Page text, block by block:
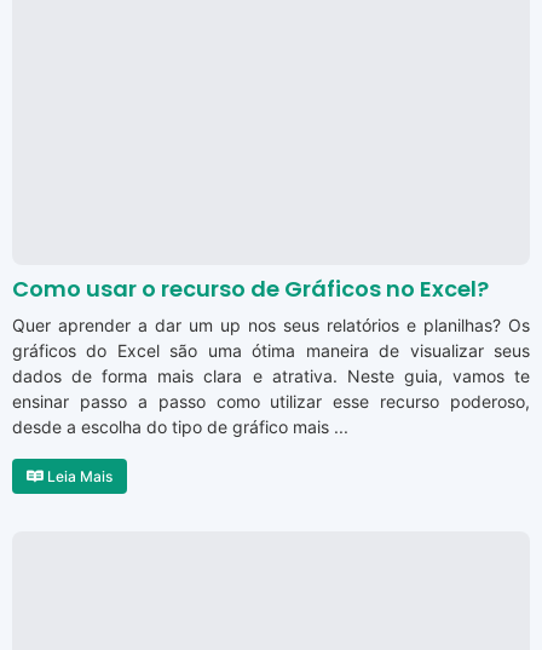
Como usar o recurso de Gráficos no Excel?
Quer aprender a dar um up nos seus relatórios e planilhas? Os
gráficos do Excel são uma ótima maneira de visualizar seus
dados de forma mais clara e atrativa. Neste guia, vamos te
ensinar passo a passo como utilizar esse recurso poderoso,
desde a escolha do tipo de gráfico mais ...
Leia Mais